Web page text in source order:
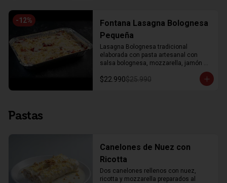
-12%
Fontana Lasagna Bolognesa
Pequeña
Lasagna Bolognesa tradicional
elaborada con pasta artesanal con
salsa bolognesa, mozzarella, jamón
gratinado. Fontana para 2 a 3 personas
$22.990$25.990
Pastas
Canelones de Nuez con
Ricotta
Dos canelones rellenos con nuez,
ricotta y mozzarella preparados al